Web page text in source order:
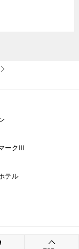
ークIII
テル